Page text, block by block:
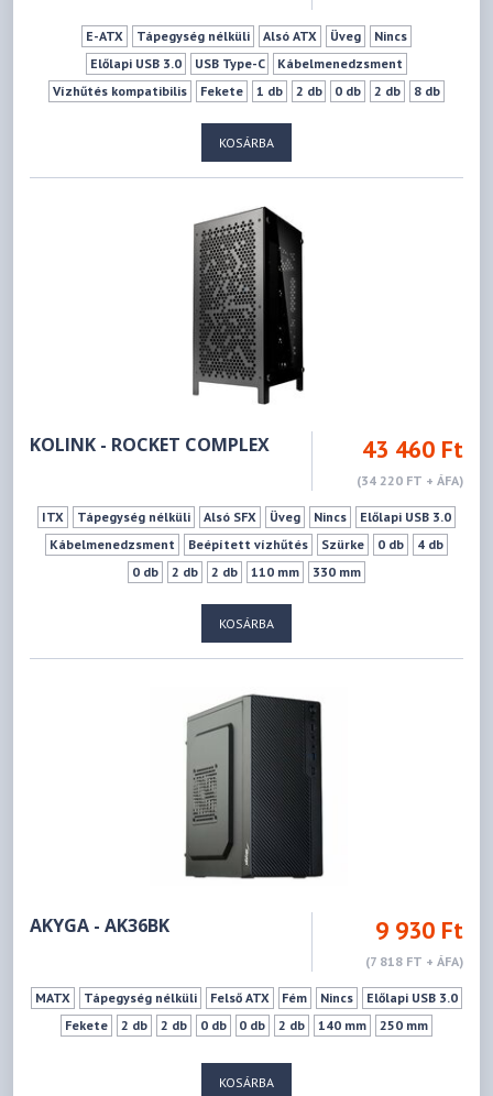
E-ATX Tápegység nélküli Alsó ATX Üveg
Nincs
Előlapi USB 3.0
USB Type-C
Kábelmenedzsment
Vízhűtés kompatibilis
Fekete 1 db 2 db 0 db 2 db
8 db
KOSÁRBA
KOLINK - ROCKET COMPLEX 43 460 Ft
(34 220 FT + ÁFA)
ITX Tápegység nélküli Alsó SFX Üveg Nincs
Előlapi USB 3.0
Kábelmenedzsment
Beépített vízhűtés Szürke 0 db
4 db
0 db
2 db 2 db 110 mm 330 mm
KOSÁRBA
AKYGA - AK36BK 9 930 Ft
(7 818 FT + ÁFA)
MATX Tápegység nélküli Felső ATX Fém Nincs
Előlapi USB 3.0
Fekete
2 db 2 db 0 db 0 db 2 db 140 mm 250 mm
KOSÁRBA